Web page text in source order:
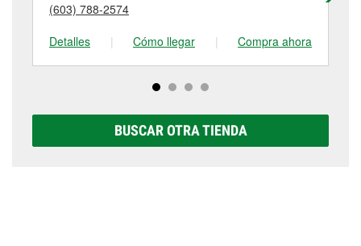
en 490 Main Street, Gorham, NH.
tienda #5700 para obtener más información.
(603) 788-2574
Detalles
| Cómo llegar | Compra ahora
BUSCAR OTRA TIENDA